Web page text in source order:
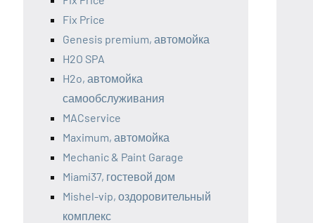
Fix Price
Genesis premium, автомойка
H2O SPA
H2o, автомойка
самообслуживания
MACservice
Maximum, автомойка
Mechanic & Paint Garage
Miami37, гостевой дом
Mishel-vip, оздоровительный
комплекс